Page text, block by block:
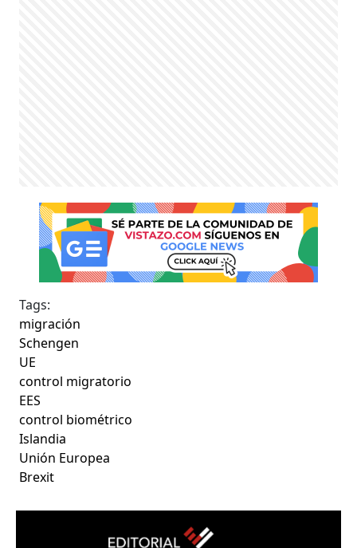
Tags:
migración
Schengen
UE
control migratorio
EES
control biométrico
Islandia
Unión Europea
Brexit